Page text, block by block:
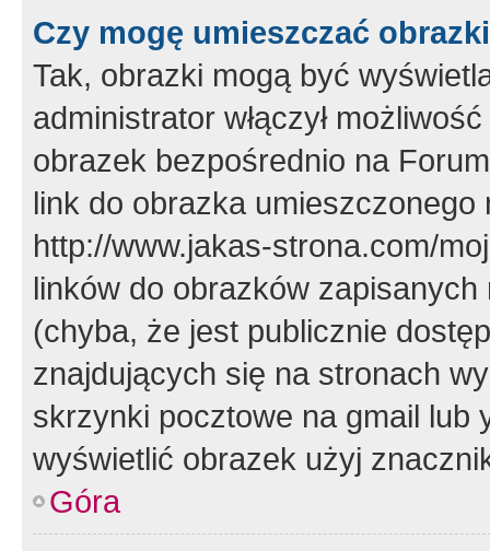
Czy mogę umieszczać
Tak, obrazki mogą być
administrator włączył
obrazek bezpośrednio na
link do obrazka
http://www.jakas-strona.com/
linków do obrazków
(chyba, że jest publicznie
znajdujących się na stronach
skrzynki pocztowe na gmail lub
wyświetlić obrazek użyj
Góra